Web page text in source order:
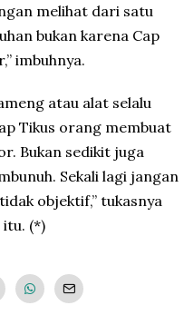
melihat dari satu
bukan karena Cap
imbuhnya.
atau alat selalu
Tikus orang membuat
Bukan sedikit juga
Sekali lagi jangan
objektif,” tukasnya
(*)